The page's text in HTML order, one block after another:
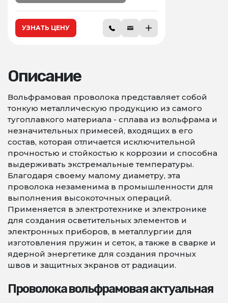
УЗНАТЬ ЦЕНУ
Описание
Вольфрамовая проволока представляет собой
тонкую металлическую продукцию из самого
тугоплавкого материала - сплава из вольфрама и
незначительных примесей, входящих в его
состав, которая отличается исключительной
прочностью и стойкостью к коррозии и способна
выдерживать экстремальные температуры.
Благодаря своему малому диаметру, эта
проволока незаменима в промышленности для
выполнения высокоточных операций.
Применяется в электротехнике и электронике
для создания осветительных элементов и
электронных приборов, в металлургии для
изготовления пружин и сеток, а также в сварке и
ядерной энергетике для создания прочных
швов и защитных экранов от радиации.
Проволока вольфрамовая актуальная